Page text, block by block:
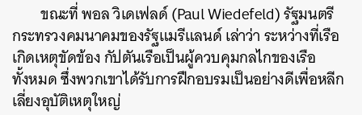
ขณะที่ พอล วิเดเฟลด์ (Paul Wiedefeld) รัฐมนตรี
กระทรวงคมนาคมของรัฐแมรีแลนด์ เล่าว่า ระหว่างที่เรือ
เกิดเหตุขัดข้อง กัปตันเรือเป็นผู้ควบคุมกลไกของเรือ
ทั้งหมด ซึ่งพวกเขาได้รับการฝึกอบรมเป็นอย่างดีเพื่อหลีก
เลี่ยงอุบัติเหตุใหญ่